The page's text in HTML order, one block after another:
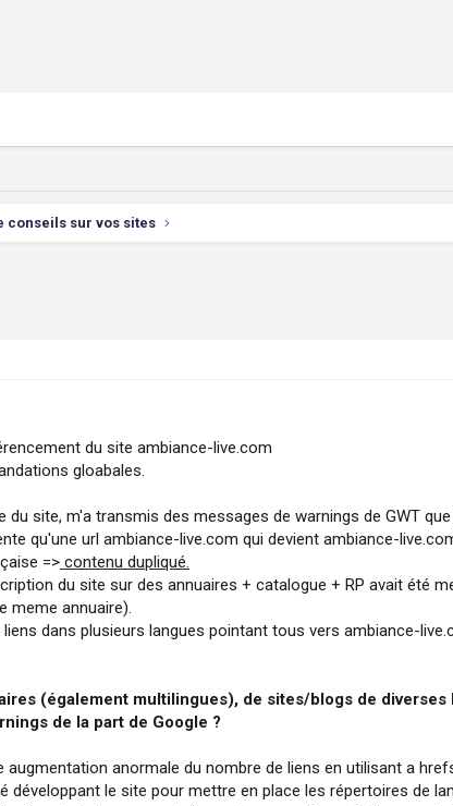
conseils sur vos sites
du site ambiance-live.com
gloabales.
site, m'a transmis des messages de warnings de GWT
qu'une url ambiance-live.com qui devient ambiance-
=> contenu dupliqué.
du site sur des annuaires + catalogue + RP avait été
meme annuaire).
dans plusieurs langues pointant tous vers ambiance-
(également multilingues), de sites/blogs de
de la part de Google ?
augmentation anormale du nombre de liens en utilisant a
développant le site pour mettre en place les répertoires de